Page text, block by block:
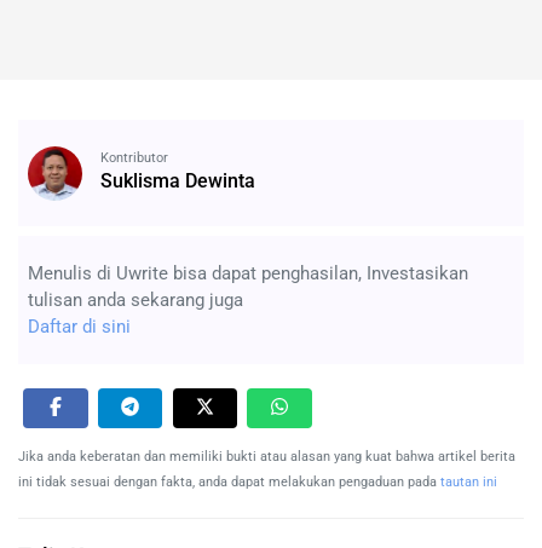
Kontributor
Suklisma Dewinta
Menulis di Uwrite bisa dapat penghasilan, Investasikan
tulisan anda sekarang juga
Daftar di sini
Jika anda keberatan dan memiliki bukti atau alasan yang kuat bahwa artikel berita
ini tidak sesuai dengan fakta, anda dapat melakukan pengaduan pada tautan ini